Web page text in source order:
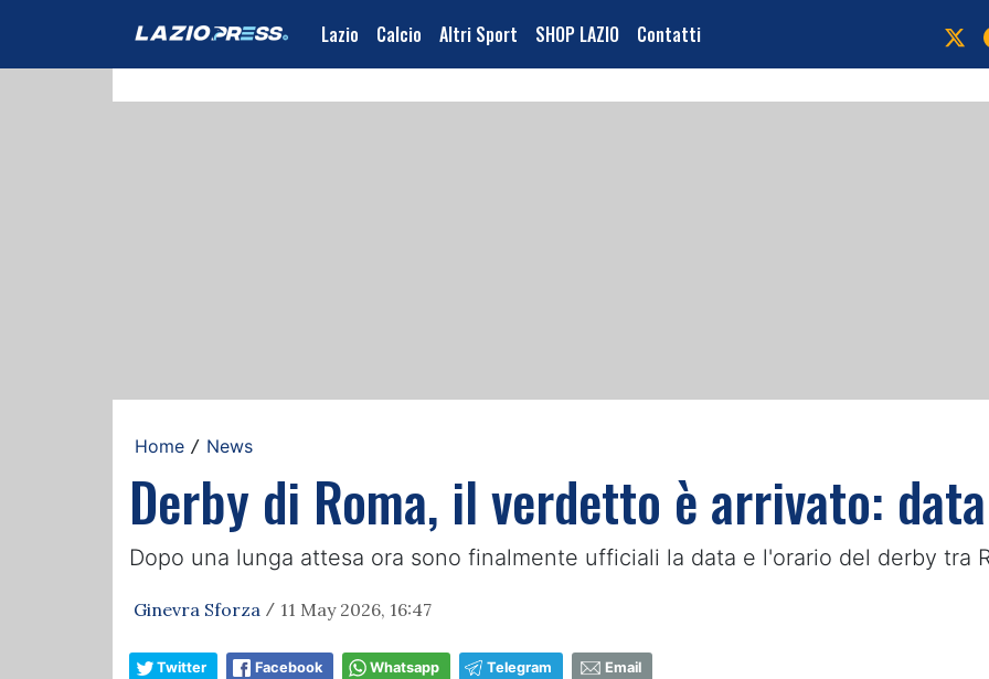
Lazio Calcio Altri Sport SHOP LAZIO Contatti
Home / News
Derby di Roma, il verdetto è arrivato:
Dopo una lunga attesa ora sono finalmente ufficiali la data e l'orario del derby tra
Ginevra Sforza / 11 May 2026, 16:47
Twitter Facebook Whatsapp Telegram Email